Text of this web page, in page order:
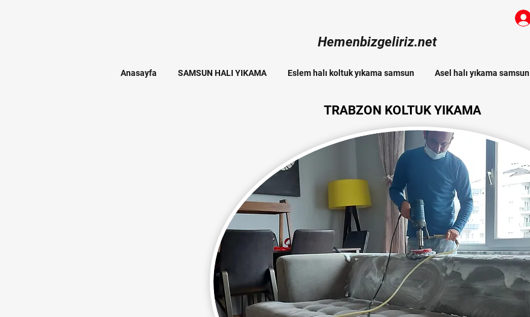
Hemenbizgeliriz.net
Anasayfa SAMSUN HALI YIKAMA Eslem halı koltuk yıkama samsun Asel halı yıkama samsun
TRABZON KOLTUK YIKAMA